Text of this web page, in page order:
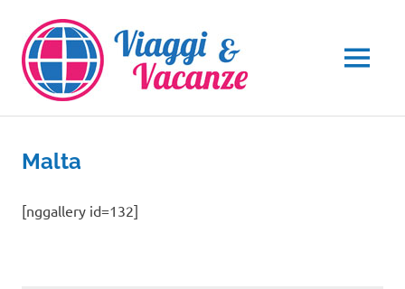
contenuto
MENU
Malta
[nggallery id=132]